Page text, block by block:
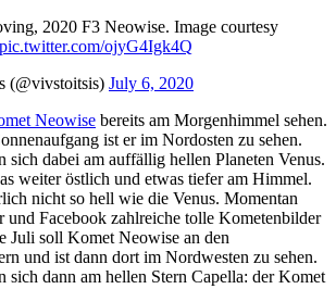
2020 F3 Neowise. Image courtesy
pic.twitter.com/ojyG4Igk4Q
(@vivstoitsis) July 6, 2020
Neowise bereits am Morgenhimmel sehen.
ist er im Nordosten zu sehen.
sich dabei am auffällig hellen Planeten Venus.
weiter östlich und etwas tiefer am Himmel.
nicht so hell wie die Venus. Momentan
und Facebook zahlreiche tolle Kometenbilder
Juli soll Komet Neowise an den
und ist dann dort im Nordwesten zu sehen.
sich dann am hellen Stern Capella: der Komet